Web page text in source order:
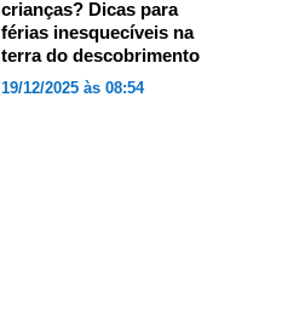
crianças? Dicas para
férias inesquecíveis na
terra do descobrimento
19/12/2025 às 08:54